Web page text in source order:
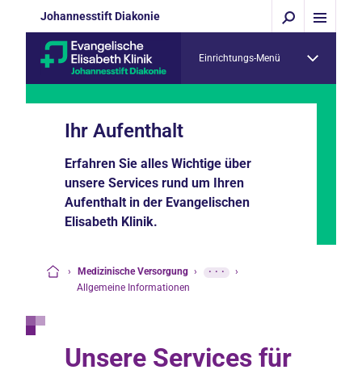
Johannesstift Diakonie
Einrichtungs-Menü
Ihr Aufenthalt
Erfahren Sie alles Wichtige über
unsere Services rund um Ihren
Aufenthalt in der Evangelischen
Elisabeth Klinik.
› Medizinische Versorgung › ···
›
Allgemeine Informationen
Unsere Services für